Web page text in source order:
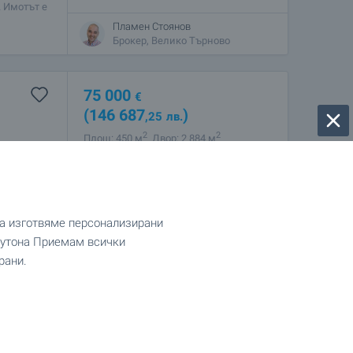
Имотът е
Пламен Стоянов
Брокер, Велико Търново
75 000 €
(146 687,25 лв.)
Площ: 450 м2Двор: 2 884 м2
изготвяме персонализирани
Приемам всички